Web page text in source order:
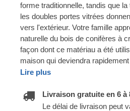
forme traditionnelle, tandis que
les doubles portes vitrées
vers l'extérieur. Votre famille
naturelle du bois de conifères à
façon dont ce matériau a été
maison qui deviendra
Lire plus
Livraison gratuite en 6 à
Le délai de livraison peut